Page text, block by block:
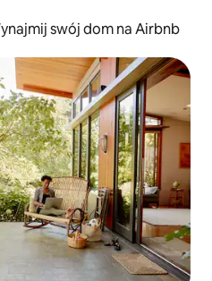
swój dom na Airbnb